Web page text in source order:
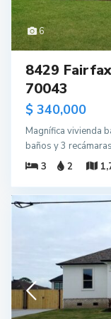
6
8429
70043
$ 340,000
Magnífica vivienda
baños y 3
3
2